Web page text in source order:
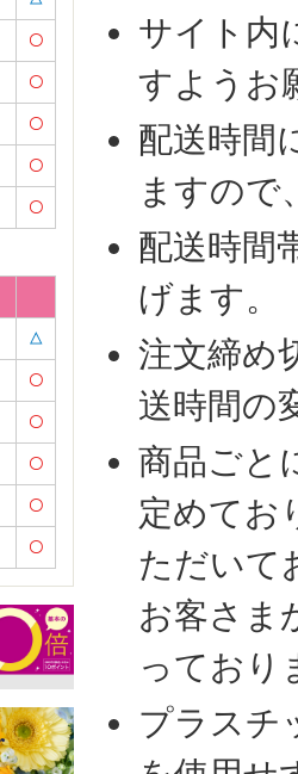
〇
〇
〇
〇
〇
△
〇
〇
〇
〇
〇
サイト内
すようお
配送時間
ますので
配送時間
げます。
注文締め
送時間の
商品ごと
定めてお
ただいて
お客さま
っており
プラスチ